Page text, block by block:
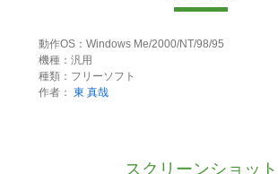
動作OS：Windows Me/2000/NT/98/95
機種：汎用
種類：フリーソフト
作者： 東 真哉
スクリーンショット